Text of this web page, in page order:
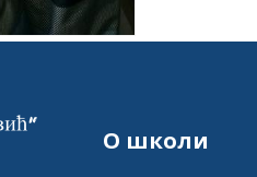
О школи